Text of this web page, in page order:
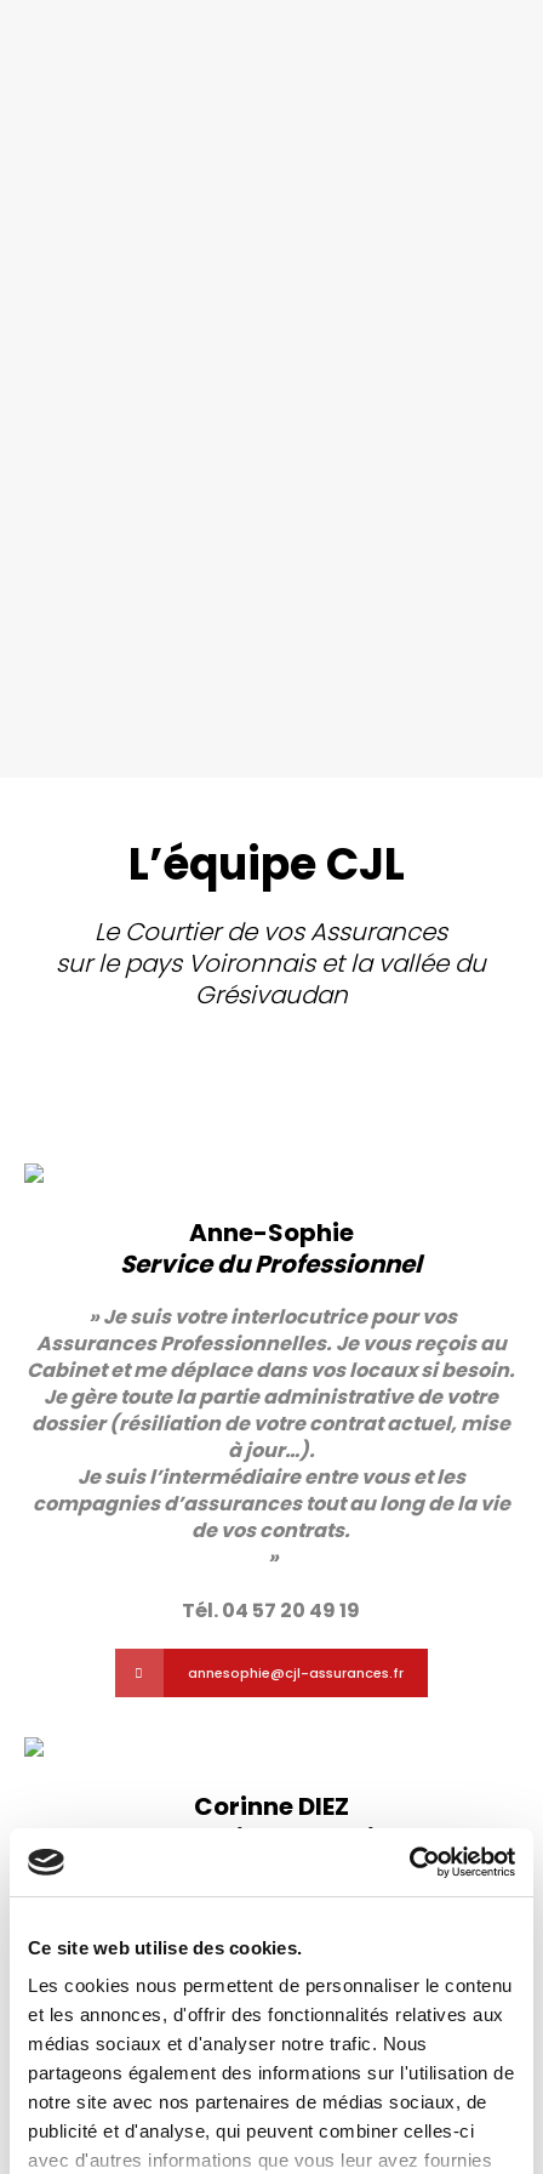
Ce site web utilise des cookies.
Les cookies nous permettent de personnaliser le contenu
et les annonces, d'offrir des fonctionnalités relatives aux
médias sociaux et d'analyser notre trafic. Nous
partageons également des informations sur l'utilisation de
notre site avec nos partenaires de médias sociaux, de
publicité et d'analyse, qui peuvent combiner celles-ci
avec d'autres informations que vous leur avez fournies
L’équipe CJL
Le Courtier de vos Assurances
sur le pays Voironnais et la vallée du
Grésivaudan
Anne-Sophie
Service du Professionnel
» Je suis votre interlocutrice pour vos
Assurances Professionnelles. Je vous reçois au
Cabinet et me déplace dans vos locaux si besoin.
Je gère toute la partie administrative de votre
dossier (résiliation de votre contrat actuel, mise
à jour…).
Je suis l’intermédiaire entre vous et les
compagnies d’assurances tout au long de la vie
de vos contrats.
»
Tél. 04 57 20 49 19
annesophie@cjl-assurances.fr
Corinne DIEZ
Fondatrice du Cabinet
« Je suis le pilote du Cabinet, (comme Charlie
J’organise des évènements pour créer de l’inter-
Je m’occupe de la partie communication du
Cabinet.
Je suis à votre disposition si vous souhaitez me
rencontrer.
Tél. 04 57 20 49 19